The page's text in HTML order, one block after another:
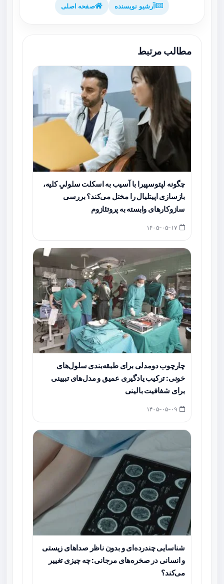
آرشیو نویسنده صفحه اصلی
مطالب مرتبط
چگونه لپتوسپیرا با آسیب به اسکلت سلولیِ کلیه،
بازسازی اپیتلیال را مختل می‌کند؟ بررسی
سازوکارهای وابسته به پروتئازوم
چارچوب دو‌مدلی برای طبقه‌بندی سلول‌های
خونی: ترکیب یادگیری عمیق و مدل‌های تبیینی
برای شفافیت بالینی
شناسایی چندرده‌ای و بدون ناظر صداهای زیستی
و انسانی در صخره‌های مرجانی: چه چیزی تغییر
می‌کند؟